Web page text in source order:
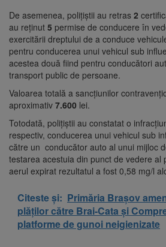
De asemenea, polițiștii au retras 2
au reținut 5 permise de conducere în
exercitării dreptului de a conduce
pentru conducerea unui vehicul sub
acestea două fiind pentru conducători
transport public de persoane.
Valoarea totală a sancțiunilor
aproximativ 7.600 lei.
Totodată, polițiștii au constatat o
respectiv, conducerea unui vehicul sub
către un conducător auto al unui mijloc
testarea acestuia din punct de vedere al
aerul expirat rezultatul a fost 0,58 mg/l
Citeste și: Primăria Brașov
plăților către Brai-Cata și
platforme de gunoi neigienizate